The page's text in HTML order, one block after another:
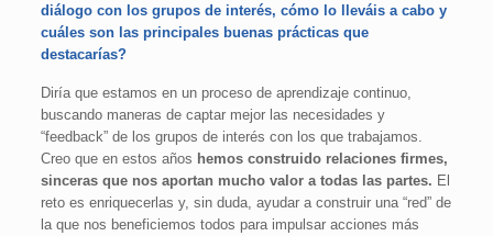
diálogo con los grupos de interés, cómo lo lleváis a cabo y
cuáles son las principales buenas prácticas que
destacarías?
Diría que estamos en un proceso de aprendizaje continuo,
buscando maneras de captar mejor las necesidades y
“feedback” de los grupos de interés con los que trabajamos.
Creo que en estos años hemos construido relaciones firmes,
sinceras que nos aportan mucho valor a todas las partes. El
reto es enriquecerlas y, sin duda, ayudar a construir una “red” de
la que nos beneficiemos todos para impulsar acciones más